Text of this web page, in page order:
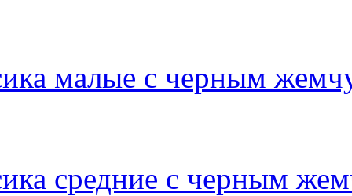
малые с черным
средние с черным